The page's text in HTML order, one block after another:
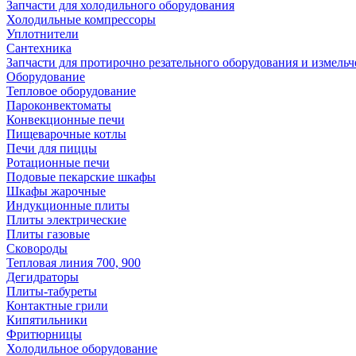
Запчасти для холодильного оборудования
Холодильные компрессоры
Уплотнители
Сантехника
Запчасти для протирочно резательного оборудования и
Оборудование
Тепловое оборудование
Пароконвектоматы
Конвекционные печи
Пищеварочные котлы
Печи для пиццы
Ротационные печи
Подовые пекарские шкафы
Шкафы жарочные
Индукционные плиты
Плиты электрические
Плиты газовые
Сковороды
Тепловая линия 700, 900
Дегидраторы
Плиты-табуреты
Контактные грили
Кипятильники
Фритюрницы
Холодильное оборудование